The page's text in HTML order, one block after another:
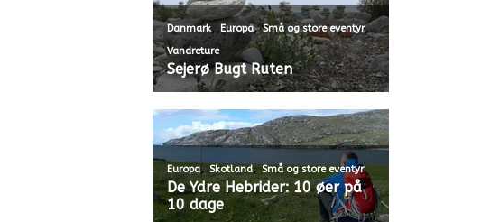
Danmark,Europa,Små og store eventyr,
Vandreture
Sejerø Bugt Ruten
Europa,Skotland,Små og store eventyr
De Ydre Hebrider: 10 øer på
10 dage